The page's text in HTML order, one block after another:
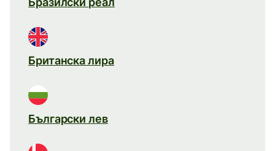
Британска лира
Български лев